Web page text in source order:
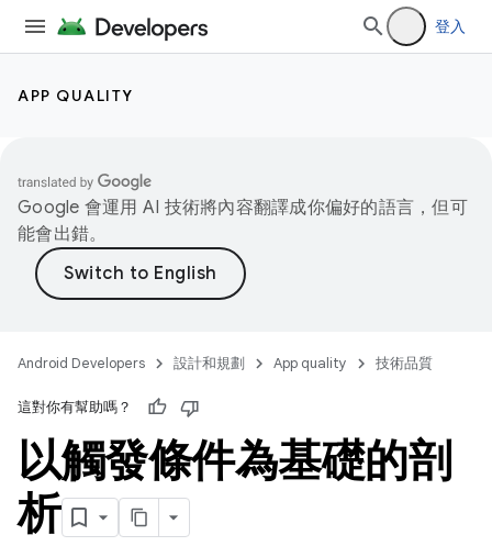
登入
APP QUALITY
Google 會運用 AI 技術將內容翻譯成你偏好的語言，但可
能會出錯。
Android Developers 設計和規劃 App quality 技術品質
這對你有幫助嗎？
以觸發條件為基礎的剖
析